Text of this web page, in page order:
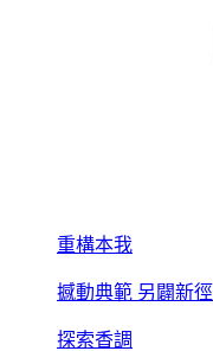
重構本我
撼動典範 另闢新徑
探索香調